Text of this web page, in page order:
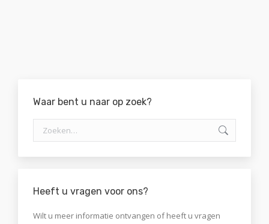
Waar bent u naar op zoek?
Zoeken:
Heeft u vragen voor ons?
Wilt u meer informatie ontvangen of heeft u vragen